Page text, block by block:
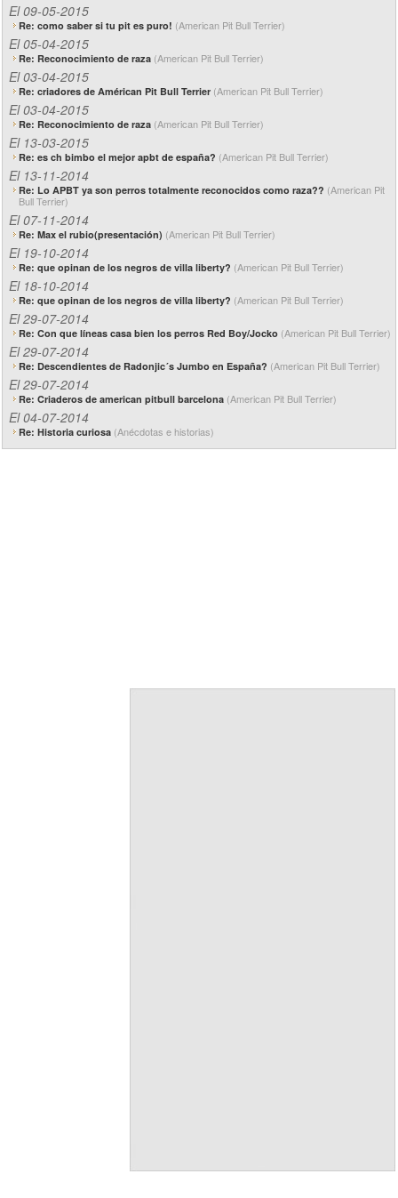
El 09-05-2015
Re: como saber si tu pit es puro! (American Pit Bull Terrier)
El 05-04-2015
Re: Reconocimiento de raza (American Pit Bull Terrier)
El 03-04-2015
Re: criadores de Américan Pit Bull Terrier (American Pit Bull Terrier)
El 03-04-2015
Re: Reconocimiento de raza (American Pit Bull Terrier)
El 13-03-2015
Re: es ch bimbo el mejor apbt de españa? (American Pit Bull Terrier)
El 13-11-2014
Re: Lo APBT ya son perros totalmente reconocidos como raza?? (American Pit
Bull Terrier)
El 07-11-2014
Re: Max el rubio(presentación) (American Pit Bull Terrier)
El 19-10-2014
Re: que opinan de los negros de villa liberty? (American Pit Bull Terrier)
El 18-10-2014
Re: que opinan de los negros de villa liberty? (American Pit Bull Terrier)
El 29-07-2014
Re: Con que líneas casa bien los perros Red Boy/Jocko (American Pit Bull Terrier)
El 29-07-2014
Re: Descendientes de Radonjic´s Jumbo en España? (American Pit Bull Terrier)
El 29-07-2014
Re: Criaderos de american pitbull barcelona (American Pit Bull Terrier)
El 04-07-2014
Re: Historia curiosa (Anécdotas e historias)